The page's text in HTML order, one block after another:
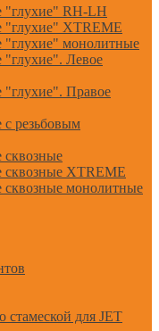
"глухие" RH-LH
"глухие" XTREME
"глухие" монолитные
"глухие". Левое
"глухие". Правое
резьбовым
сквозные
сквозные XTREME
сквозные монолитные
стамеской для JET